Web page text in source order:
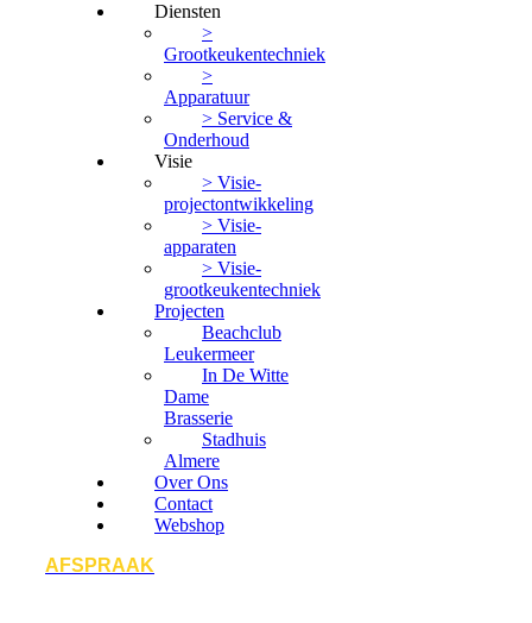
Diensten
>
Grootkeukentechniek
>
Apparatuur
> Service &
Onderhoud
Visie
> Visie-
projectontwikkeling
> Visie-
apparaten
> Visie-
grootkeukentechniek
Projecten
Beachclub
Leukermeer
In De Witte
Dame
Brasserie
Stadhuis
Almere
Over Ons
Contact
Webshop
AFSPRAAK